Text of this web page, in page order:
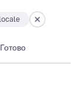
Готово